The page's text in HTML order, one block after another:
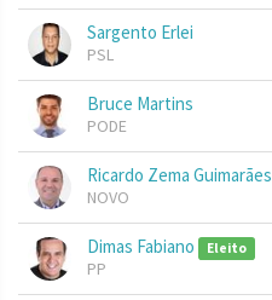
Sargento Erlei
PSL
Bruce Martins
PODE
Ricardo Zema Guimarães
NOVO
Dimas Fabiano Eleito
PP